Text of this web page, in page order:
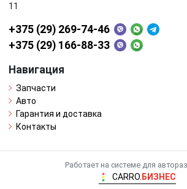
11
+375 (29) 269-74-46
+375 (29) 166-88-33
Навигация
Запчасти
Авто
Гарантия и доставка
Контакты
Работает на системе для
CARRO. БИЗНЕС